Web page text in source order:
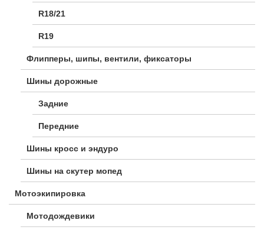
R18/21
R19
Флипперы, шипы, вентили, фиксаторы
Шины дорожные
Задние
Передние
Шины кросс и эндуро
Шины на скутер мопед
Мотоэкипировка
Мотодождевики